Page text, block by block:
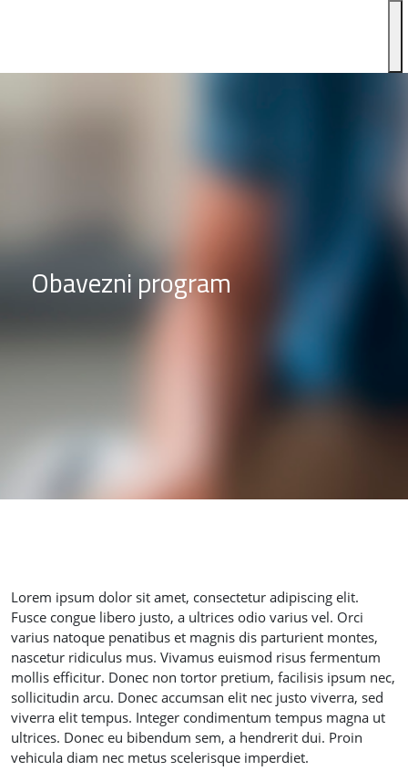
Obavezni program
Lorem ipsum dolor sit amet, consectetur adipiscing elit.
Fusce congue libero justo, a ultrices odio varius vel. Orci
varius natoque penatibus et magnis dis parturient montes,
nascetur ridiculus mus. Vivamus euismod risus fermentum
mollis efficitur. Donec non tortor pretium, facilisis ipsum nec,
sollicitudin arcu. Donec accumsan elit nec justo viverra, sed
viverra elit tempus. Integer condimentum tempus magna ut
ultrices. Donec eu bibendum sem, a hendrerit dui. Proin
vehicula diam nec metus scelerisque imperdiet.